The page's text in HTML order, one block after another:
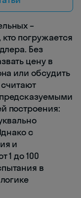
–
погружается
Без
цену в
или обсудить
построения:
с
и
1 до 100
в